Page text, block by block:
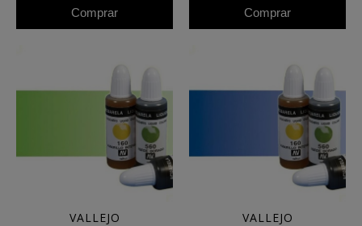
Comprar Comprar
VALLEJO
VALLEJO